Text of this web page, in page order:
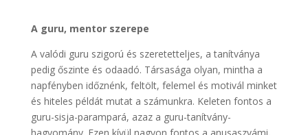
A guru, mentor szerepe
A valódi guru szigorú és szeretetteljes, a tanítványa
pedig őszinte és odaadó. Társasága olyan, mintha a
napfényben időznénk, feltölt, felemel és motivál minket
és hiteles példát mutat a számunkra. Keleten fontos a
guru-sisja-parampará, azaz a guru-tanítvány-